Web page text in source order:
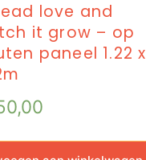
love and
it grow – op
paneel 1.22 x